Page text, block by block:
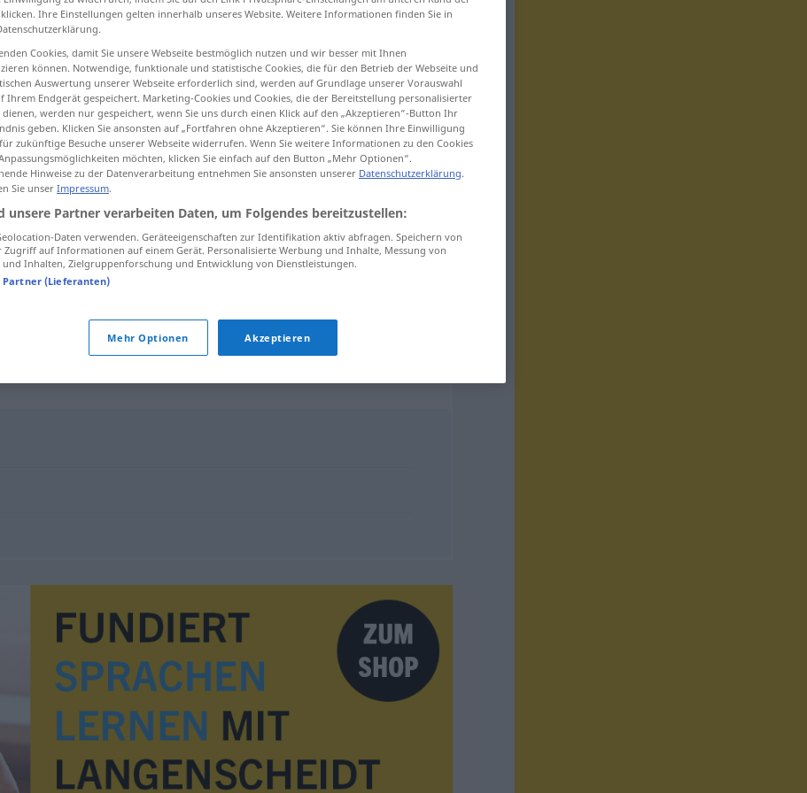
klicken. Ihre Einstellungen gelten innerhalb unseres Website. Weitere Informationen finden Sie in
Cookies, damit Sie unsere Webseite bestmöglich nutzen und wir besser mit Ihnen
können. Notwendige, funktionale und statistische Cookies, die für den Betrieb der Webseite und
Auswertung unserer Webseite erforderlich sind, werden auf Grundlage unserer Vorauswahl
Ihrem Endgerät gespeichert. Marketing-Cookies und Cookies, die der Bereitstellung personalisierter
werden nur gespeichert, wenn Sie uns durch einen Klick auf den „Akzeptieren“-Button Ihr
geben. Klicken Sie ansonsten auf „Fortfahren ohne Akzeptieren“. Sie können Ihre Einwilligung
zukünftige Besuche unserer Webseite widerrufen. Wenn Sie weitere Informationen zu den Cookies
möchten, klicken Sie einfach auf den Button „Mehr Optionen“.
Hinweise zu der Datenverarbeitung entnehmen Sie ansonsten unserer Datenschutzerklärung.
Sie unser Impressum.
unsere Partner verarbeiten Daten, um Folgendes bereitzustellen:
Daten verwenden. Geräteeigenschaften zur Identifikation aktiv abfragen. Speichern von
auf Informationen auf einem Gerät. Personalisierte Werbung und Inhalte, Messung von
Inhalten, Zielgruppenforschung und Entwicklung von Dienstleistungen.
Partner (Lieferanten)
Mehr Optionen Akzeptieren